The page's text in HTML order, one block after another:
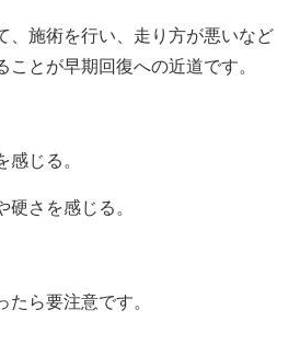
、施術を行い、走り方が悪いなど
ことが早期回復への近道です。
感じる。
硬さを感じる。
たら要注意です。